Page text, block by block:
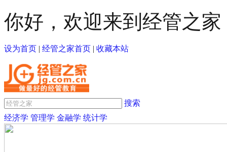
你好，欢迎来到经管之家
设为首页 | 经管之家首页 | 收藏本站
搜索
经济学 管理学 金融学 统计学